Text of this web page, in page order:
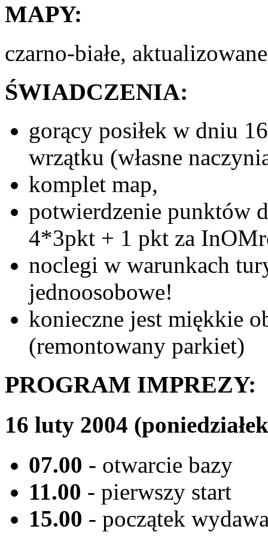
MAPY:
czarno-białe,
ŚWIADCZENIA:
gorący posiłek w dniu
wrzątku (własne
komplet map,
potwierdzenie punktów
4*3pkt + 1 pkt za
noclegi w warunkach
jednoosobowe!
konieczne jest miękkie
(remontowany parkiet)
PROGRAM IMPREZY:
16 luty 2004
07.00 - otwarcie bazy
11.00 - pierwszy start
15.00 - początek